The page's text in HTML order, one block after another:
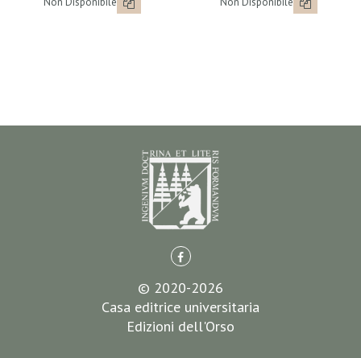
© 2020-2026
Casa editrice universitaria
Edizioni dell'Orso